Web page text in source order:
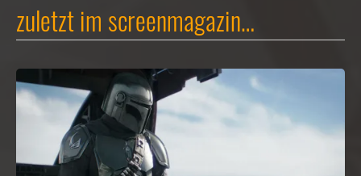
zuletzt im screenmagazin…